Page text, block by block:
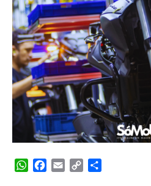
WhatsApp
Facebook
Email Copy